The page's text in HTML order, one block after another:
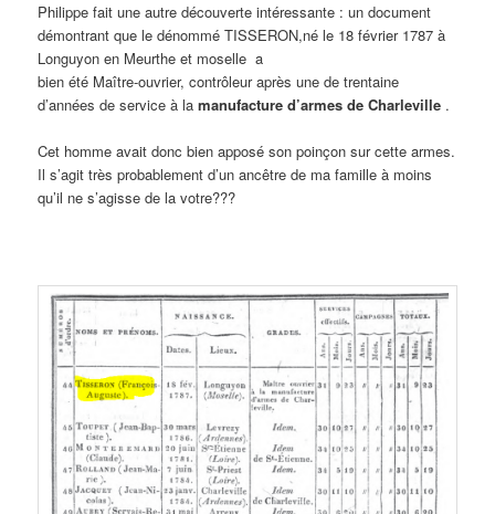
Philippe fait une autre découverte intéressante : un document
démontrant que le dénommé TISSERON,né le 18 février 1787 à
Longuyon en Meurthe et moselle a
bien été Maître-ouvrier, contrôleur après une de trentaine
d’années de service à lamanufacture d’armes de Charleville .
Cet homme avait donc bien apposé son poinçon sur cette armes.
Il s’agit très probablement d’un ancêtre de ma famille à moins
qu’il ne s’agisse de la votre???